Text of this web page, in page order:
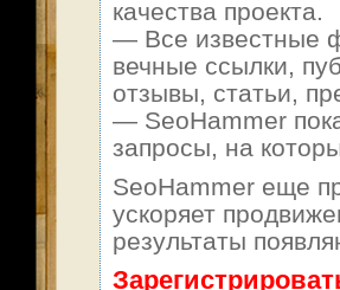
качества проекта.
— Все известные
вечные ссылки,
отзывы, статьи,
— SeoHammer
запросы, на
SeoHammer еще
ускоряет
результаты